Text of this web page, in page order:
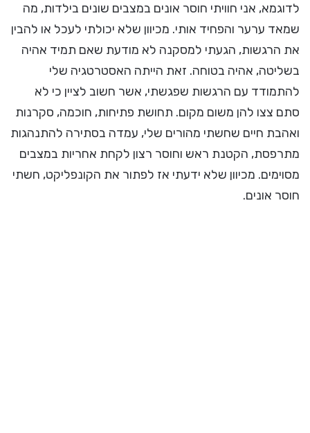
לדוגמא, אני חוויתי חוסר אונים במצבים שונים בילדות, מה
שמאד ערער והפחיד אותי. מכיוון שלא יכולתי לעכל או להבין
את הרגשות, הגעתי למסקנה לא מודעת שאם תמיד אהיה
בשליטה, אהיה בטוחה. זאת הייתה האסטרטגיה שלי
להתמודד עם הרגשות שפגשתי, אשר חשוב לציין כי לא
סתם צצו להן משום מקום. תחושת פתיחות, חוכמה, סקרנות
ואהבת חיים שחשתי מהורים שלי, עמדה בסתירה להתנהגות
מתרפסת, הקטנת ראש וחוסר רצון לקחת אחריות במצבים
מסוימים. מכיוון שלא ידעתי אז לפתור את הקונפליקט, חשתי
חוסר אונים.